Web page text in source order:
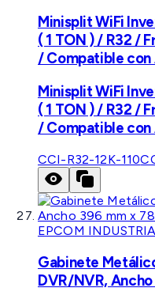
Minisplit WiFi
( 1 TON ) / R32 /
/ Compatible con
Minisplit WiFi
( 1 TON ) / R32 /
/ Compatible con
CCI-R32-12K-110
EPCOM
Gabinete
DVR/NVR,